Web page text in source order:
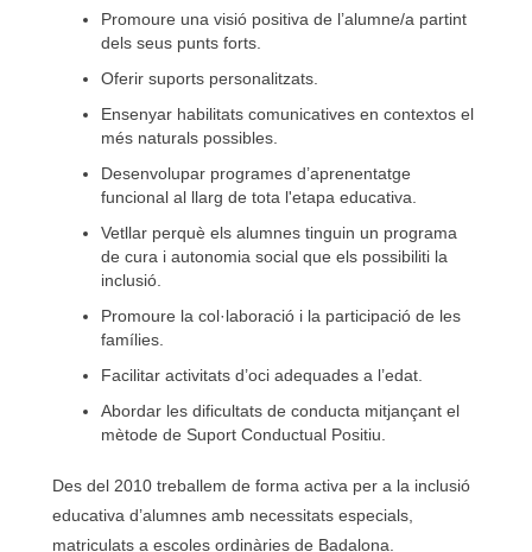
Promoure una visió positiva de l’alumne/a partint
dels seus punts forts.
Oferir suports personalitzats.
Ensenyar habilitats comunicatives en contextos el
més naturals possibles.
Desenvolupar programes d’aprenentatge
funcional al llarg de tota l'etapa educativa.
Vetllar perquè els alumnes tinguin un programa
de cura i autonomia social que els possibiliti la
inclusió.
Promoure la col·laboració i la participació de les
famílies.
Facilitar activitats d’oci adequades a l’edat.
Abordar les dificultats de conducta mitjançant el
mètode de Suport Conductual Positiu.
Des del 2010 treballem de forma activa per a la inclusió
educativa d’alumnes amb necessitats especials,
matriculats a escoles ordinàries de Badalona.